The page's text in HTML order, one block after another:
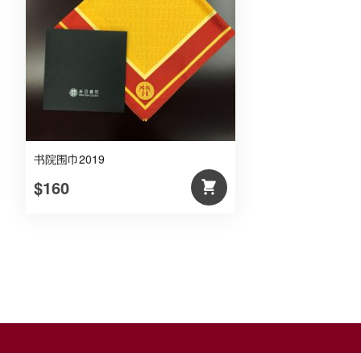
书院围巾2019
$160